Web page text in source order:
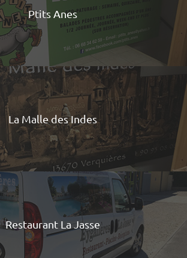
Ptits Anes
La Malle des Indes
Restaurant La Jasse